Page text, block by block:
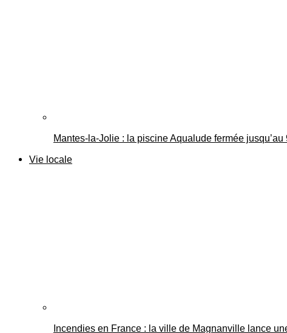
Mantes-la-Jolie : la piscine Aqualude fermée
Vie locale
Incendies en France : la ville de Magnanville lance